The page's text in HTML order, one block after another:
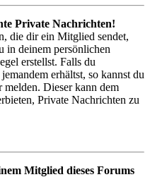
Private Nachrichten!
die dir ein Mitglied sendet,
in deinem persönlichen
erstellst. Falls du
erhältst, so kannst du
melden. Dieser kann dem
Private Nachrichten zu
Mitglied dieses Forums